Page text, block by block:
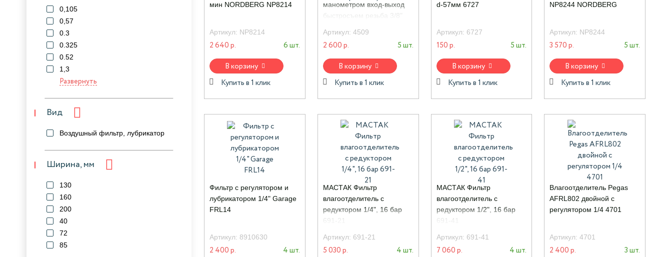
0,105
0,57
0.3
0.325
0.52
1,3
Развернуть
Вид
Воздушный фильтр, лубрикатор
Ширина, мм
130
160
200
40
72
85
мин NORDBERG NP8214
Артикул: NP8214
2 640 р. 6 шт.
В корзину
Купить в 1 клик
манометром вход-выход
быстросъем резьба 3/8"
Артикул: 4509
2 600 р. 5 шт.
В корзину
Купить в 1 клик
d-57мм 6727
Артикул: 6727
150 р. 5 шт.
В корзину
Купить в 1 клик
NP8244 NORDBERG
Артикул: NP8244
3 570 р. 5 шт.
В корзину
Купить в 1 клик
Фильтр с регулятором и
лубрикатором 1/4" Garage
FRL14
Артикул: 8910630
2 400 р. 4 шт.
МАСТАК Фильтр
влагоотделитель с
редуктором 1/4", 16 бар
691-21
Артикул: 691-21
5 030 р. 4 шт.
МАСТАК Фильтр
влагоотделитель с
редуктором 1/2", 16 бар
691-41
Артикул: 691-41
7 060 р. 4 шт.
Влагоотделитель Pegas
AFRL802 двойной с
регулятором 1/4 4701
Артикул:4701
2 400 р. 3 шт.